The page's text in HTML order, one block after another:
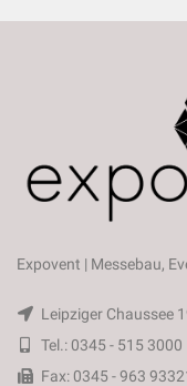
Expovent | Messebau,
Leipziger Chaussee
Tel.: 0345 - 515 3000
Fax: 0345 - 963